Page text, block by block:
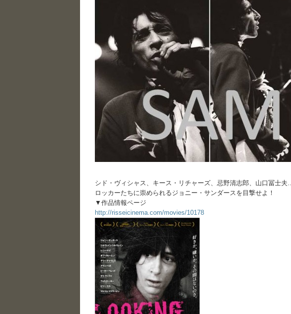
シド・ヴィシャス、キース・リチャーズ、忌野清志郎、山口冨士夫…
ロッカーたちに崇められるジョニー・サンダースを目撃せよ！
▼作品情報ページ
http://risseicinema.com/movies/10178